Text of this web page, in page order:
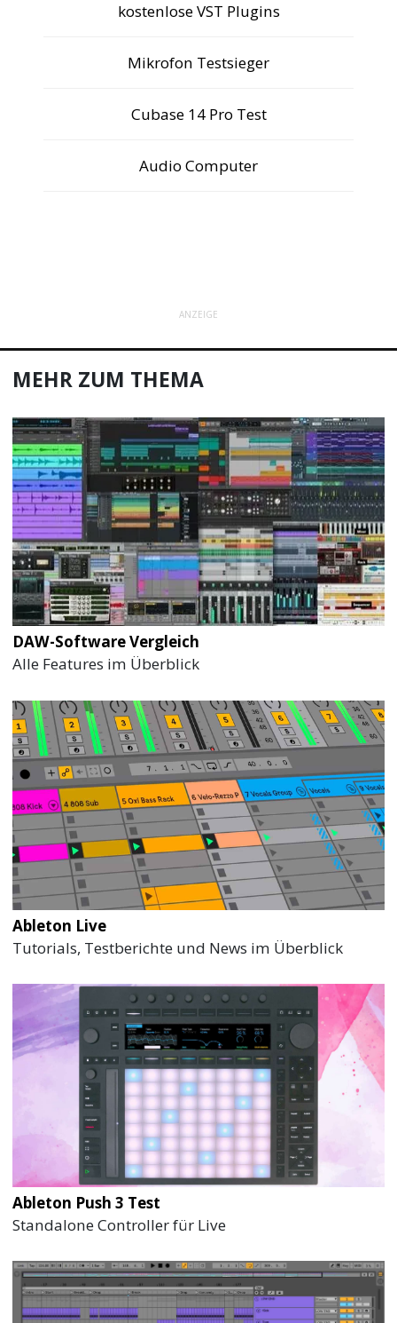
kostenlose VST Plugins
Mikrofon Testsieger
Cubase 14 Pro Test
Audio Computer
ANZEIGE
MEHR ZUM THEMA
DAW-Software Vergleich
Alle Features im Überblick
Ableton Live
Tutorials, Testberichte und News im Überblick
Ableton Push 3 Test
Standalone Controller für Live